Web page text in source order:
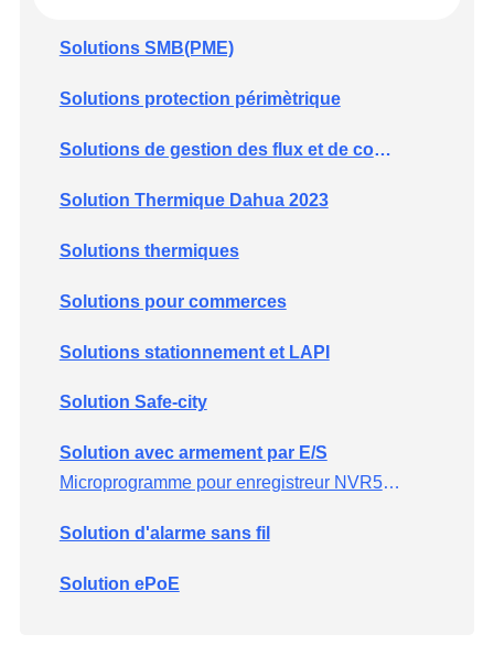
Solutions SMB(PME)
Solutions protection périmètrique
Solutions de gestion des flux et de comptage des personnes
Solution Thermique Dahua 2023
Solutions thermiques
Solutions pour commerces
Solutions stationnement et LAPI
Solution Safe-city
Solution avec armement par E/S
Microprogramme pour enregistreur NVR5 avec armement d'alarme par contact électrique
Solution d'alarme sans fil
Solution ePoE